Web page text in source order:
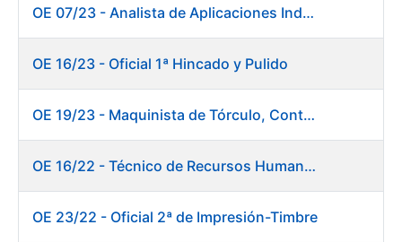
OE 07/23 - Analista de Aplicaciones Industriales
OE 16/23 - Oficial 1ª Hincado y Pulido
OE 19/23 - Maquinista de Tórculo, Contado, Empaquetado e Inutilización de Moneda
OE 16/22 - Técnico de Recursos Humanos
OE 23/22 - Oficial 2ª de Impresión-Timbre